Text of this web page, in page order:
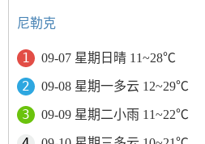
尼勒克
09-07 星期日晴 11~28℃
09-08 星期一多云 12~29℃
09-09 星期二小雨 11~22℃